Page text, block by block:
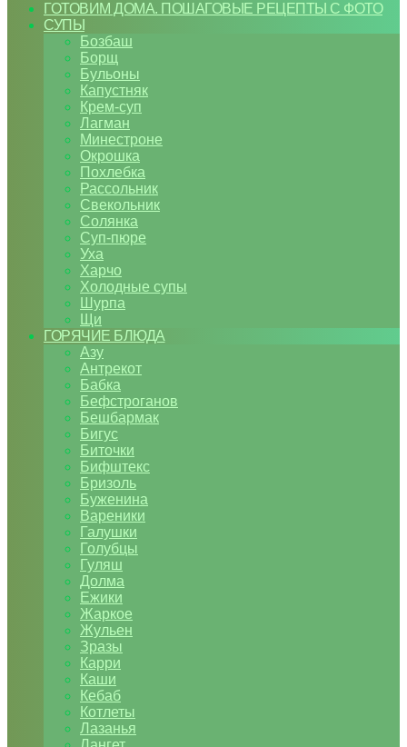
ГОТОВИМ ДОМА. ПОШАГОВЫЕ РЕЦЕПТЫ С ФОТО
СУПЫ
Бозбаш
Борщ
Бульоны
Капустняк
Крем-суп
Лагман
Минестроне
Окрошка
Похлебка
Рассольник
Свекольник
Солянка
Суп-пюре
Уха
Харчо
Холодные супы
Шурпа
Щи
ГОРЯЧИЕ БЛЮДА
Азу
Антрекот
Бабка
Бефстроганов
Бешбармак
Бигус
Биточки
Бифштекс
Бризоль
Буженина
Вареники
Галушки
Голубцы
Гуляш
Долма
Ежики
Жаркое
Жульен
Зразы
Карри
Каши
Кебаб
Котлеты
Лазанья